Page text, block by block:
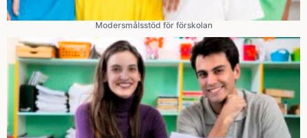
Modersmålsstöd för förskolan